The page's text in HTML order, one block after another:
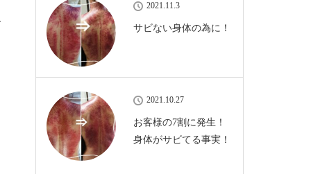
2021.11.3
サビない身体の為に！
2021.10.27
お客様の7割に発生！
身体がサビてる事実！